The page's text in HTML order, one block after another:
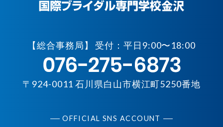
【総合事務局】 受付：平日9:00〜18:00
〒924-0011 石川県白山市横江町5250番地
OFFICIAL SNS ACCOUNT